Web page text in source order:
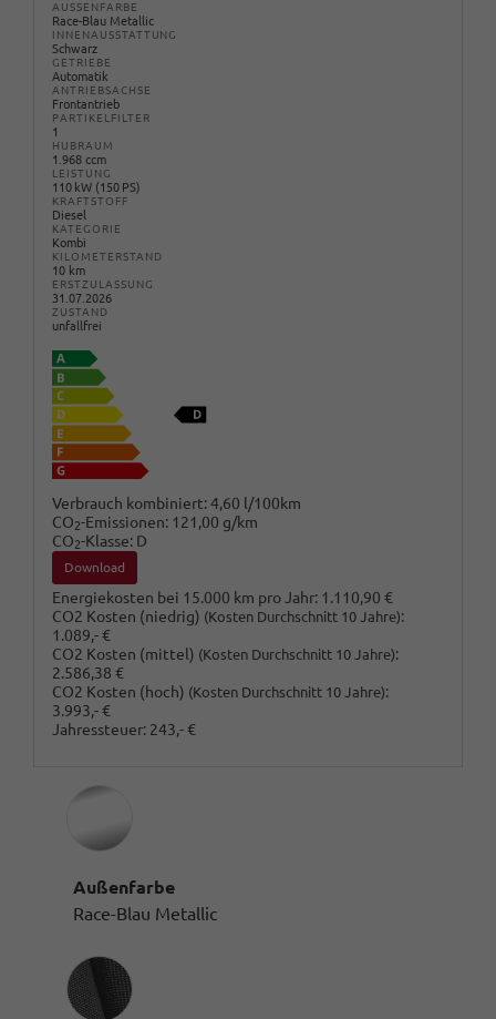
AUSSENFARBE
Race-Blau Metallic
INNENAUSSTATTUNG
Schwarz
GETRIEBE
Automatik
ANTRIEBSACHSE
Frontantrieb
PARTIKELFILTER
1
HUBRAUM
1.968 ccm
LEISTUNG
110 kW (150 PS)
KRAFTSTOFF
Diesel
KATEGORIE
Kombi
KILOMETERSTAND
10 km
ERSTZULASSUNG
31.07.2026
ZUSTAND
unfallfrei
Verbrauch kombiniert:4,60 l/100km
CO2-Emissionen: 121,00 g/km
CO2-Klasse: D
Download
Energiekosten bei 15.000 km pro Jahr: 1.110,90 €
CO2 Kosten (niedrig) (Kosten Durchschnitt 10 Jahre):
1.089,- €
CO2 Kosten (mittel) (Kosten Durchschnitt 10 Jahre):
2.586,38 €
CO2 Kosten (hoch) (Kosten Durchschnitt 10 Jahre):
3.993,- €
Jahressteuer: 243,- €
Außenfarbe
Race-Blau Metallic
Innenausstattung